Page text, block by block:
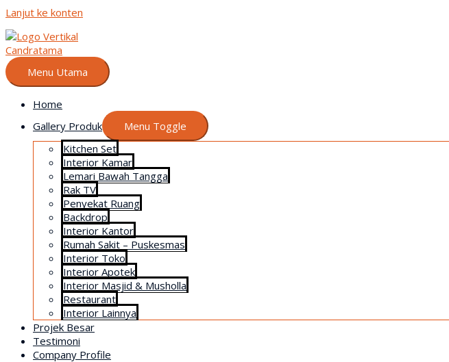
Lanjut ke konten
Menu Utama
Home
Gallery Produk
Menu Toggle
Kitchen Set
Interior Kamar
Lemari Bawah Tangga
Rak TV
Penyekat Ruang
Backdrop
Interior Kantor
Rumah Sakit – Puskesmas
Interior Toko
Interior Apotek
Interior Masjid & Musholla
Restaurant
Interior Lainnya
Projek Besar
Testimoni
Company Profile